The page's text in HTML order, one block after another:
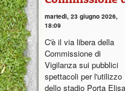
martedì, 23 giugno 2026,
18:09
C'è il via libera della
Commissione di
Vigilanza sui pubblici
spettacoli per l'utilizzo
dello stadio Porta